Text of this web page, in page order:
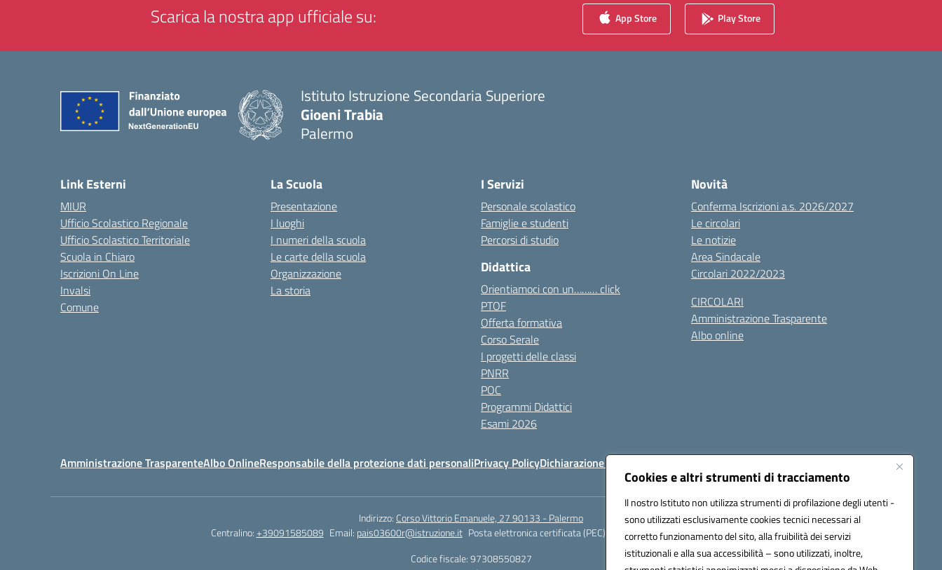
Cookies e altri strumenti di tracciamento
Il nostro Istituto non utilizza strumenti di profilazione degli utenti -
sono utilizzati esclusivamente cookies tecnici necessari al
corretto funzionamento del sito, alla fruibilità dei servizi
istituzionali e alla sua accessibilità – sono utilizzati, inoltre,
Scarica la nostra app ufficiale su: App Store Play Store
Istituto Istruzione Secondaria Superiore
Gioeni Trabia
Palermo
Link Esterni
MIUR
Ufficio Scolastico Regionale
Ufficio Scolastico Territoriale
Scuola in Chiaro
Iscrizioni On Line
Invalsi
Comune
La Scuola
Presentazione
I luoghi
I numeri della scuola
Le carte della scuola
Organizzazione
La storia
I Servizi
Personale scolastico
Famiglie e studenti
Percorsi di studio
Didattica
Orientiamoci con un……… click
PTOF
Offerta formativa
Corso Serale
I progetti delle classi
PNRR
POC
Programmi Didattici
Esami 2026
Novità
Conferma Iscrizioni a.s. 2026/2027
Le circolari
Le notizie
Area Sindacale
Circolari 2022/2023
CIRCOLARI
Amministrazione Trasparente
Albo online
Amministrazione TrasparenteAlbo OnlineResponsabile della protezione dati personaliPrivacy PolicyDichiarazione di accessibilità Seguici su:
Indirizzo: Corso Vittorio Emanuele, 27 90133 - Palermo
Centralino:+39091585089 Email: pais03600r@istruzione.it Posta elettronica certificata (PEC):
pais03600r@pec.istruzione.it
Codice fiscale: 97308550827